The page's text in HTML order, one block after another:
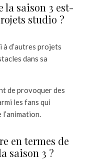
la saison 3 est-
studio ?
à d’autres projets
dans sa
de provoquer des
les fans qui
en termes de
saison 3 ?